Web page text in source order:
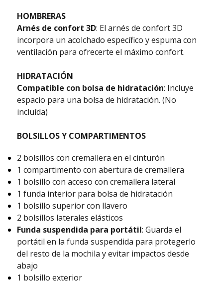
HOMBRERAS
Arnés de confort 3D: El arnés de confort 3D
incorpora un acolchado específico y espuma con
ventilación para ofrecerte el máximo confort.
HIDRATACIÓN
Compatible con bolsa de hidratación: Incluye
espacio para una bolsa de hidratación. (No
incluída)
BOLSILLOS Y COMPARTIMENTOS
2 bolsillos con cremallera en el cinturón
1 compartimento con abertura de cremallera
1 bolsillo con acceso con cremallera lateral
1 funda interior para bolsa de hidratación
1 bolsillo superior con llavero
2 bolsillos laterales elásticos
Funda suspendida para portátil: Guarda el
portátil en la funda suspendida para protegerlo
del resto de la mochila y evitar impactos desde
abajo
1 bolsillo exterior